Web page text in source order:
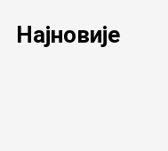
Најновије